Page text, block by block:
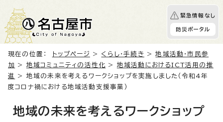
緊急情報なし
防災ポータル
現在の位置： トップページ > くらし・手続き >地域活動・市民参
加
> 地域コミュニティの活性化 > 地域活動におけるICT活用の推
進
> 地域の未来を考えるワークショップを実施しました（令和4年
度コロナ禍における地域活動支援事業）
地域の未来を考えるワークショップ